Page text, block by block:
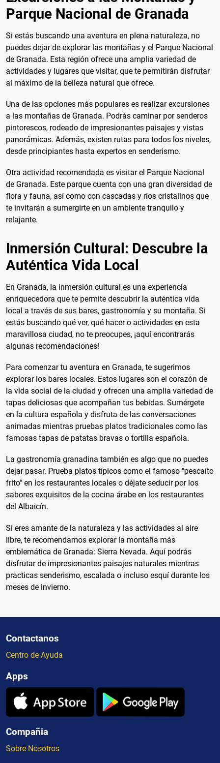
Parque Nacional de Granada
Si estás buscando una aventura en plena naturaleza, no
puedes dejar de explorar las montañas y el Parque Nacional
de Granada. Esta región ofrece una amplia variedad de
actividades y lugares que visitar, que te permitirán disfrutar
al máximo de la belleza natural que ofrece.
Una de las opciones más populares es realizar excursiones
a las montañas de Granada. Podrás caminar por senderos
pintorescos, rodeado de impresionantes paisajes y vistas
panorámicas. Además, existen rutas para todos los niveles,
desde principiantes hasta expertos en senderismo.
Otra actividad recomendada es visitar el Parque Nacional
de Granada. Este parque cuenta con una gran diversidad de
flora y fauna, así como con cascadas y ríos cristalinos que
te invitarán a sumergirte en un ambiente tranquilo y
relajante.
Inmersión Cultural: Descubre la
Auténtica Vida Local
En Granada, la inmersión cultural es una experiencia
enriquecedora que te permite descubrir la auténtica vida
local a través de sus bares, gastronomía y su montaña. Si
estás buscando qué ver, qué hacer o actividades en esta
maravillosa ciudad, no te preocupes, ¡aquí encontrarás
algunas recomendaciones!
Para comenzar tu aventura en Granada, te sugerimos
explorar los bares locales. Estos lugares son el corazón de
la vida social de la ciudad y ofrecen una amplia variedad de
tapas deliciosas que acompañan tus bebidas. Sumérgete
en la cultura española y disfruta de las conversaciones
animadas mientras pruebas platos tradicionales como las
famosas tapas de patatas bravas o tortilla española.
La gastronomía granadina también es algo que no puedes
dejar pasar. Prueba platos típicos como el famoso "pescaíto
frito" en los restaurantes locales o déjate seducir por los
sabores exquisitos de la cocina árabe en los restaurantes
del Albaicín.
Si eres amante de la naturaleza y las actividades al aire
libre, te recomendamos explorar la montaña más
emblemática de Granada: Sierra Nevada. Aquí podrás
disfrutar de impresionantes paisajes naturales mientras
practicas senderismo, escalada o incluso esquí durante los
meses de invierno.
Contactanos
Centro de Ayuda
Apps
Compañia
Sobre Nosotros